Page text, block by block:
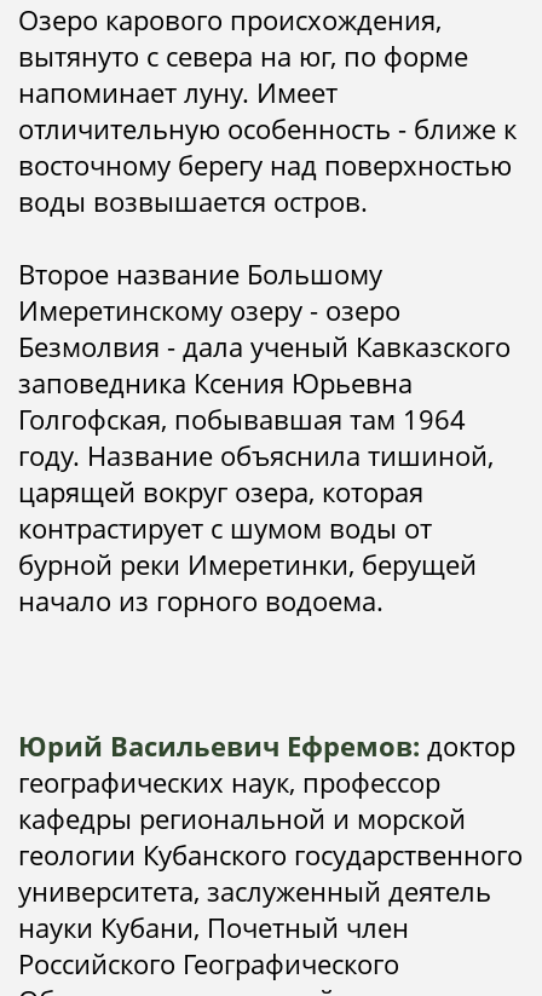
Озеро карового происхождения,
вытянуто с севера на юг, по форме
напоминает луну. Имеет
отличительную особенность - ближе к
восточному берегу над поверхностью
воды возвышается остров.
Второе название Большому
Имеретинскому озеру - озеро
Безмолвия - дала ученый Кавказского
заповедника Ксения Юрьевна
Голгофская, побывавшая там 1964
году. Название объяснила тишиной,
царящей вокруг озера, которая
контрастирует с шумом воды от
бурной реки Имеретинки, берущей
начало из горного водоема.
Юрий Васильевич Ефремов: доктор
географических наук, профессор
кафедры региональной и морской
геологии Кубанского государственного
университета, заслуженный деятель
науки Кубани, Почетный член
Российского Географического